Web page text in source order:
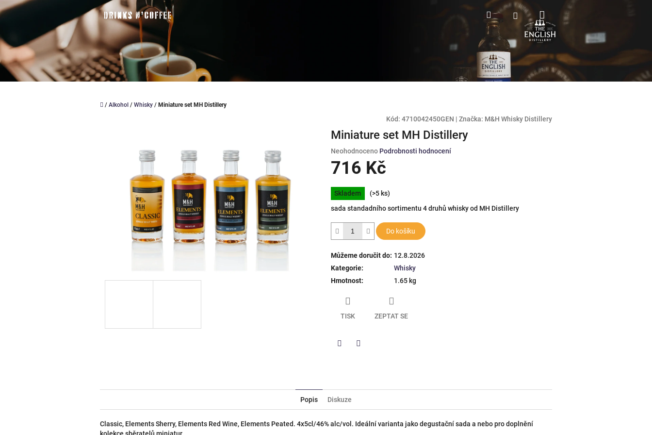
Přejít
na
HledatPřihlášeníNákupní
košík
Domů
/ Alkohol / Whisky / Miniature set MH Distillery
Kód: 4710042450GEN | Značka: M&H Whisky Distillery
Miniature set MH Distillery
Průměrné
hodnocení
produktu
0,0
z
5
Neohodnoceno Podrobnosti hodnocení
716 Kč
Měrná
cena:
Skladem
(>5 ks)
sada standadního sortimentu 4 druhů whisky od MH Distillery
Do košíku
Můžeme doručit do: 12.8.2026
Kategorie:
Whisky
Hmotnost: 1.65 kg
TISK ZEPTAT SE
Popis Diskuze
Classic, Elements Sherry, Elements Red Wine, Elements Peated. 4x5cl/46% alc/vol. Ideální varianta jako degustační sada a nebo pro doplnění